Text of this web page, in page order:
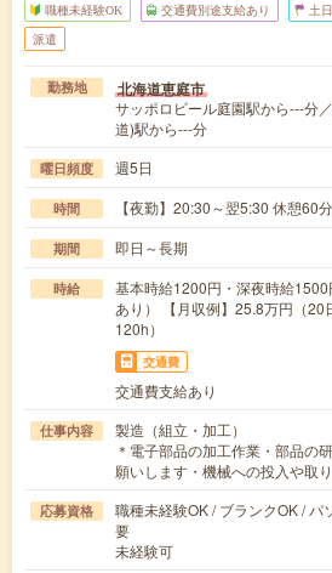
職種未経験OK 交通費別途支給あり 土
派遣
勤務地 北海道恵庭市
サッポロビール庭園駅から---分
道)駅から---分
曜日頻度 週5日
時間 【夜勤】20:30～翌5:30 休憩60
期間 即日～長期
時給
基本時給1200円・深夜時給
あり） 【月収例】25.8万円（
120h）
交通費
交通費支給あり
仕事内容
製造（組立・加工）
＊電子部品の加工作業・部品の
願いします・機械への投入や取
応募資格
職種未経験OK / ブランクOK / パ
要
未経験可